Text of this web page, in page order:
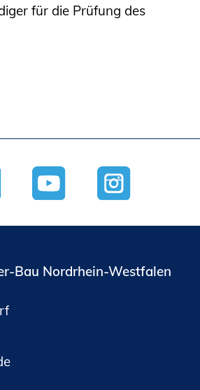
für die Prüfung des
Bau Nordrhein-Westfalen